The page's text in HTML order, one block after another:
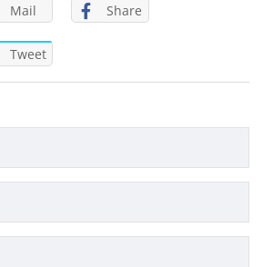
Mail Share
Tweet